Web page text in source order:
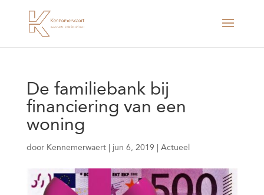
De familiebank bij
financiering van een
woning
door Kennemerwaert| jun 6, 2019| Actueel